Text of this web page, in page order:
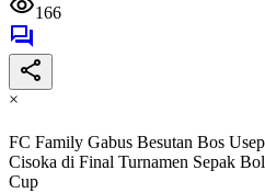
166
×
FC Family Gabus Besutan Bos
Cisoka di Final Turnamen Sepak
Cup